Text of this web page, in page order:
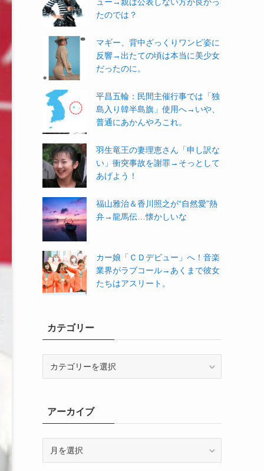
たのでは？
マギー、背中ざっくりワンピ姿に
反響→出たての頃は本当に美少女
だったのに。
平昌五輪：民間主催行事では「独
島入り韓半島旗」使用へ→いや、
普通にあかんやろこれ。
羽生竜王の妻理恵さん「申し訳な
い」衝突事故を謝罪→そっとして
あげよう！
福山雅治＆香川照之が“自然愛”熱
弁→龍馬伝…懐かしいな
カー娘「ＣＤデビュー」へ！音楽
業界がラブコール→あくまで彼女
たちはアスリート。
カテゴリー
ーアーカイブ